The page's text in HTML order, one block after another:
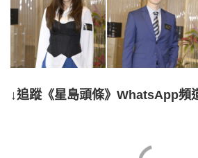
↓追蹤《星島頭條》WhatsApp頻